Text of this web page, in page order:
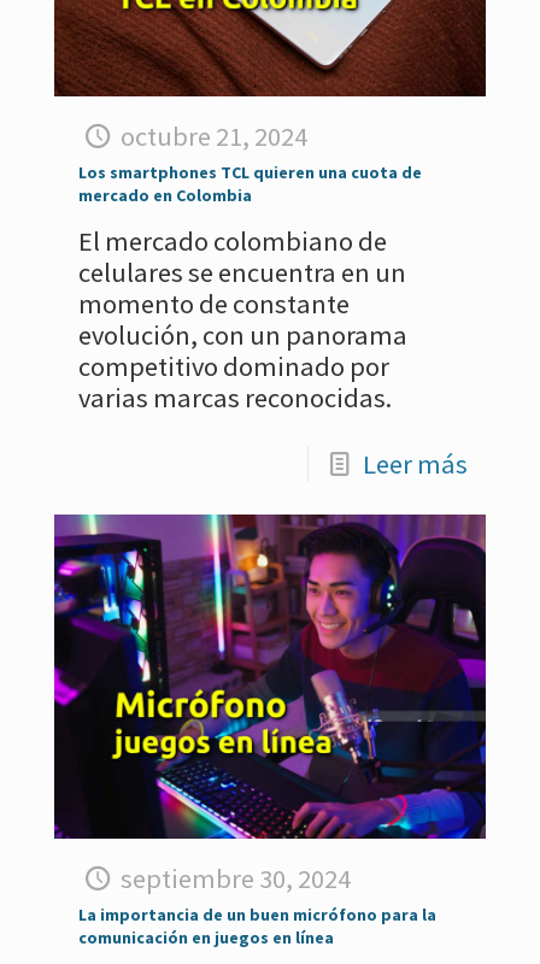
octubre 21, 2024
Los smartphones TCL quieren una cuota de
mercado en Colombia
El mercado colombiano de
celulares se encuentra en un
momento de constante
evolución, con un panorama
competitivo dominado por
varias marcas reconocidas.
Leer más
septiembre 30, 2024
La importancia de un buen micrófono para la
comunicación en juegos en línea